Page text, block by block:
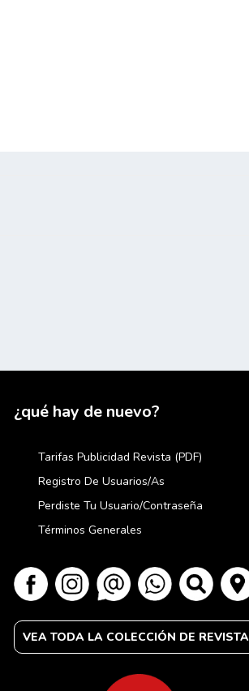
¿qué hay de nuevo?
Tarifas Publicidad Revista (PDF)
Registro De Usuarios/as
Perdiste Tu Usuario/contraseña
Términos Generales
VEA TODA LA COLECCIÓN DE